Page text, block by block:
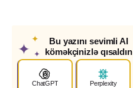
✦
✦
✦
Bu yazını sevimli AI
köməkçinizlə qısaldın
ChatGPT Perplexity